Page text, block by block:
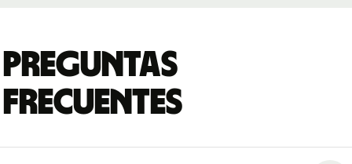
Preguntas
frecuentes